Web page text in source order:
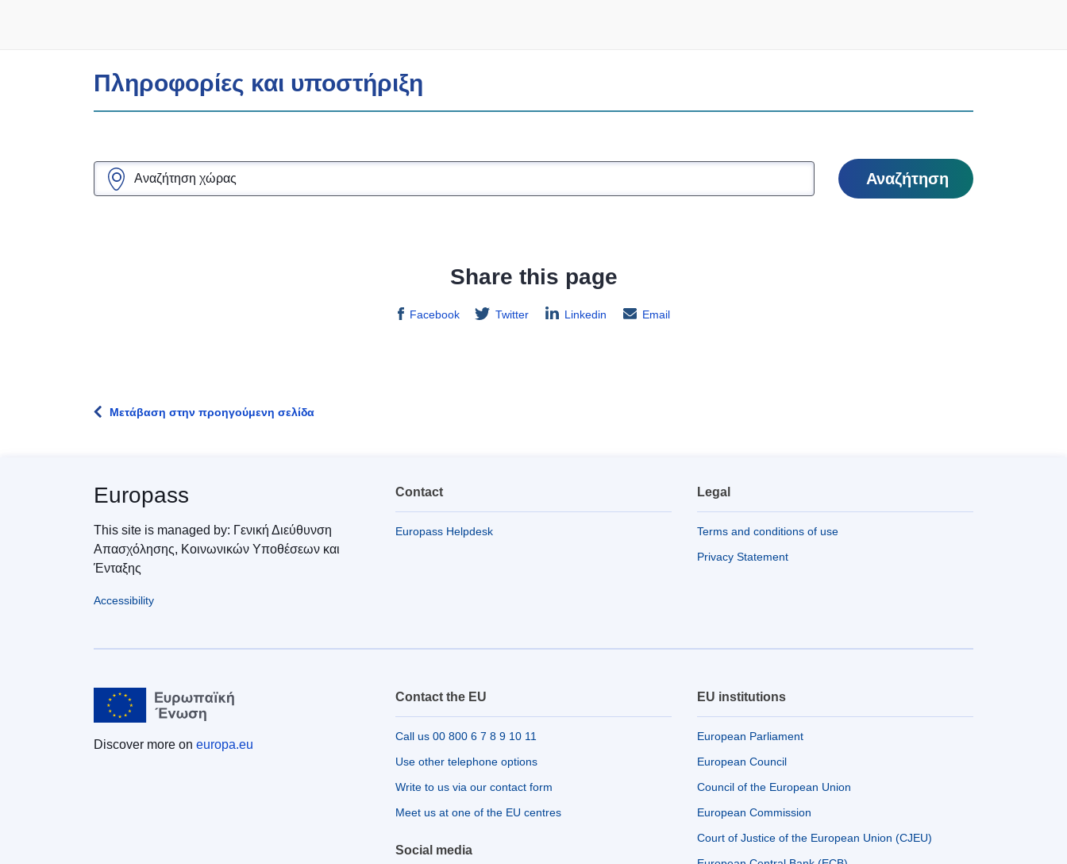
Πληροφορίες και υποστήριξη
Αναζήτηση
Share this page
Facebook Twitter Linkedin Email
Μετάβαση στην προηγούμενη σελίδα
Europass
This site is managed by: Γενική Διεύθυνση
Απασχόλησης, Κοινωνικών Υποθέσεων και
Ένταξης
Accessibility
Contact
Europass Helpdesk
Legal
Terms and conditions of use
Privacy Statement
Discover more on europa.eu
Contact the EU
Call us 00 800 6 7 8 9 10 11
Use other telephone options
Write to us via our contact form
Meet us at one of the EU centres
Social media
EU institutions
European Parliament
European Council
Council of the European Union
European Commission
Court of Justice of the European Union (CJEU)